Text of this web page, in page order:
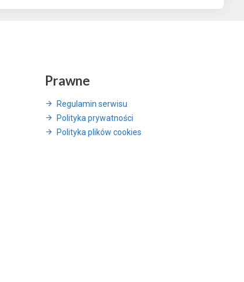
Prawne
Regulamin serwisu
Polityka prywatności
Polityka plików cookies